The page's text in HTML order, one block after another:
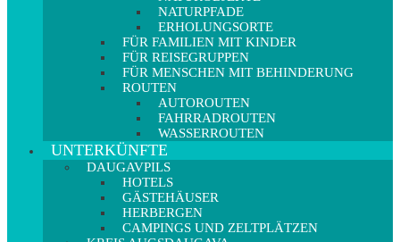
NATURPFADE
ERHOLUNGSORTE
FÜR FAMILIEN MIT KINDER
FÜR REISEGRUPPEN
FÜR MENSCHEN MIT BEHINDERUNG
ROUTEN
AUTOROUTEN
FAHRRADROUTEN
WASSERROUTEN
UNTERKÜNFTE
DAUGAVPILS
HOTELS
GÄSTEHÄUSER
HERBERGEN
CAMPINGS UND ZELTPLÄTZEN